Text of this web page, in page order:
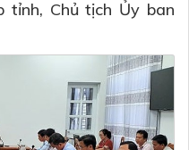
tỉnh, Chủ tịch Ủy ban